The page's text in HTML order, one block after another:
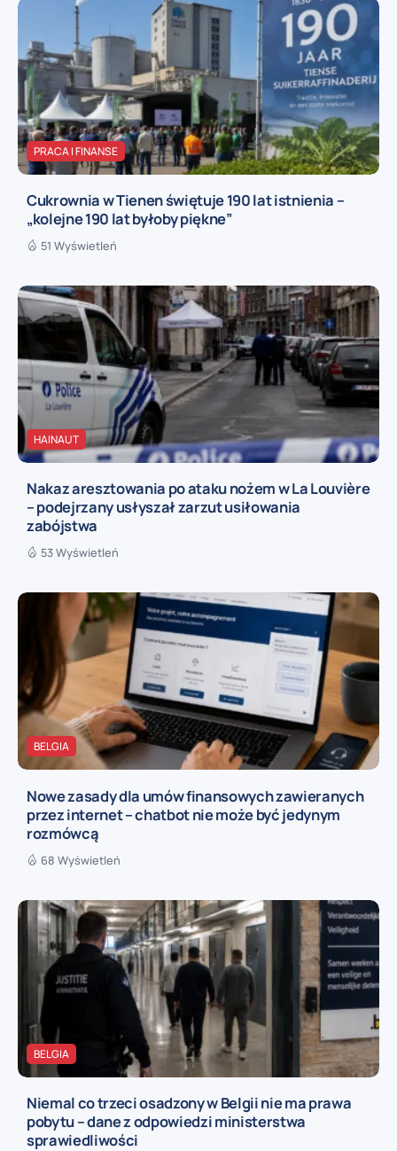
PRACA I FINANSE
Cukrownia w Tienen świętuje 190 lat istnienia –
„kolejne 190 lat byłoby piękne”
51 Wyświetleń
HAINAUT
Nakaz aresztowania po ataku nożem w La Louvière
– podejrzany usłyszał zarzut usiłowania
zabójstwa
53 Wyświetleń
BELGIA
Nowe zasady dla umów finansowych zawieranych
przez internet – chatbot nie może być jedynym
rozmówcą
68 Wyświetleń
BELGIA
Niemal co trzeci osadzony w Belgii nie ma prawa
pobytu – dane z odpowiedzi ministerstwa
sprawiedliwości